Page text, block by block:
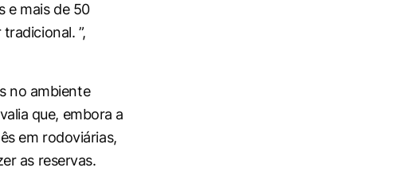
e mais de 50
”,
no ambiente
que, embora a
em rodoviárias,
as reservas.